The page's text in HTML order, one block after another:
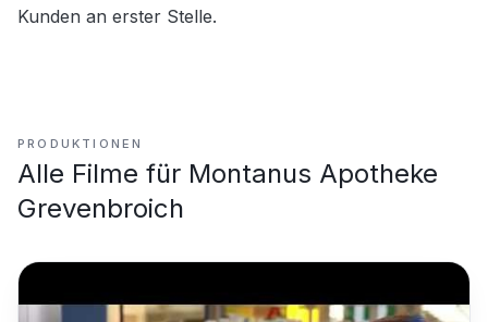
Kunden an erster Stelle.
PRODUKTIONEN
Alle Filme für Montanus Apotheke
Grevenbroich